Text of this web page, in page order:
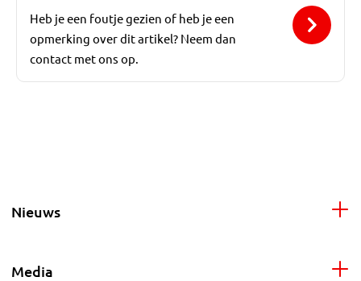
Heb je een foutje gezien of heb je een
opmerking over dit artikel? Neem dan
contact met ons op.
Nieuws
Media